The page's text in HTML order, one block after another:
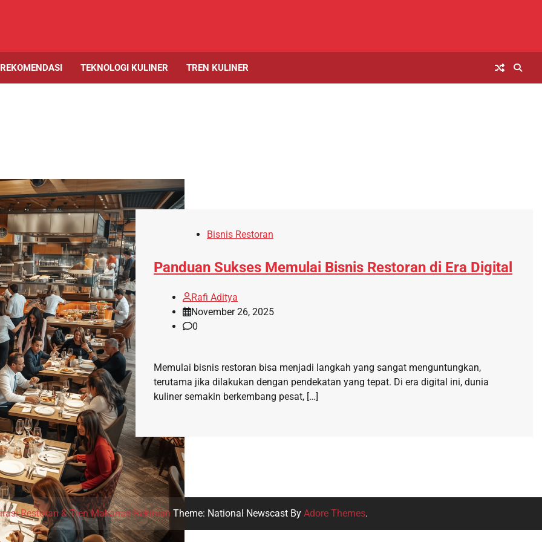
TEKNOLOGI KULINER TREN KULINER
Bisnis Restoran
Panduan Sukses Memulai Bisnis Restoran di Era Digital
Rafi Aditya
November 26, 2025
0
Memulai bisnis restoran bisa menjadi langkah yang sangat menguntungkan,
terutama jika dilakukan dengan pendekatan yang tepat. Di era digital ini, dunia
kuliner semakin berkembang pesat, […]
Restoran & Tren Makanan Kekinian Theme: National Newscast By Adore Themes.